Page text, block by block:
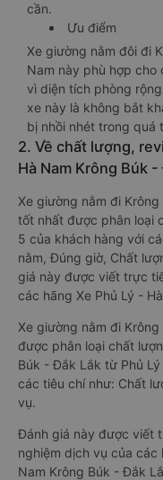
cần.
Ưu điểm
Xe giường nằm đôi đi
Nam này phù hợp
vì diện tích phòng
xe này là không bắt
bị nhồi nhét trong quá
2. Về chất lượng,
Hà Nam Krông Búk
Xe giường nằm đi
tốt nhất được phân loại
5 của khách hàng với
nằm, Đúng giờ, Chất
giá này được viết trực
các hãng Xe Phủ Lý -
Xe giường nằm đi
được phân loại chất
Búk - Đắk Lắk từ Phủ
các tiêu chí như: Chất
vụ.
Đánh giá này được viết
nghiệm dịch vụ của các
Nam Krông Búk - Đắk